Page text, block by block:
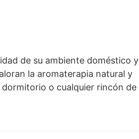
de su ambiente doméstico y
la aromaterapia natural y
o cualquier rincón de